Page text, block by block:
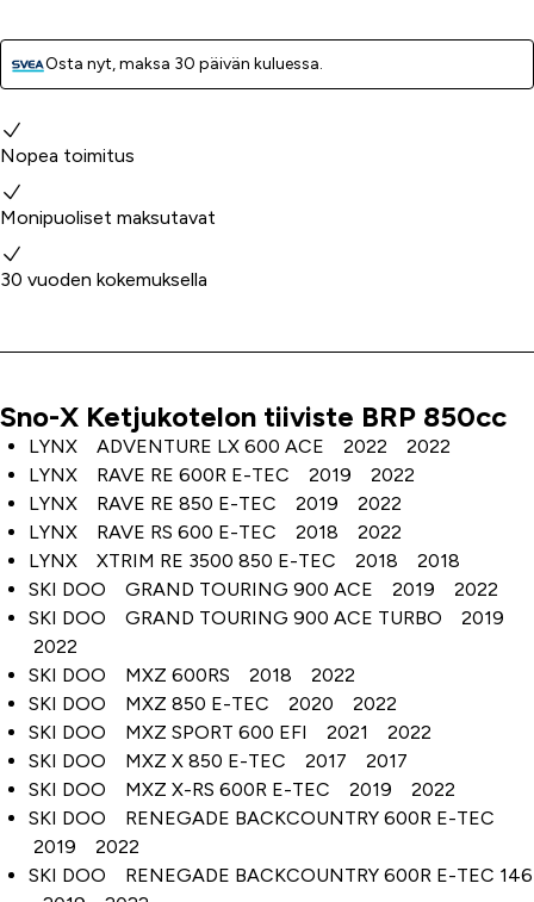
Osta nyt, ­maksa 30 päivän kuluessa.
Miksi valita meidät?
Nopea toimitus
Monipuoliset maksutavat
30 vuoden kokemuksella
Tuoteinfo
Sno-X Ketjukotelon tiiviste BRP 850cc
LYNX ADVENTURE LX 600 ACE 2022 2022
LYNX RAVE RE 600R E-TEC 2019 2022
LYNX RAVE RE 850 E-TEC 2019 2022
LYNX RAVE RS 600 E-TEC 2018 2022
LYNX XTRIM RE 3500 850 E-TEC 2018 2018
SKI DOO GRAND TOURING 900 ACE 2019 2022
SKI DOO GRAND TOURING 900 ACE TURBO 2019
2022
SKI DOO MXZ 600RS 2018 2022
SKI DOO MXZ 850 E-TEC 2020 2022
SKI DOO MXZ SPORT 600 EFI 2021 2022
SKI DOO MXZ X 850 E-TEC 2017 2017
SKI DOO MXZ X-RS 600R E-TEC 2019 2022
SKI DOO RENEGADE BACKCOUNTRY 600R E-TEC
2019 2022
SKI DOO RENEGADE BACKCOUNTRY 600R E-TEC 146